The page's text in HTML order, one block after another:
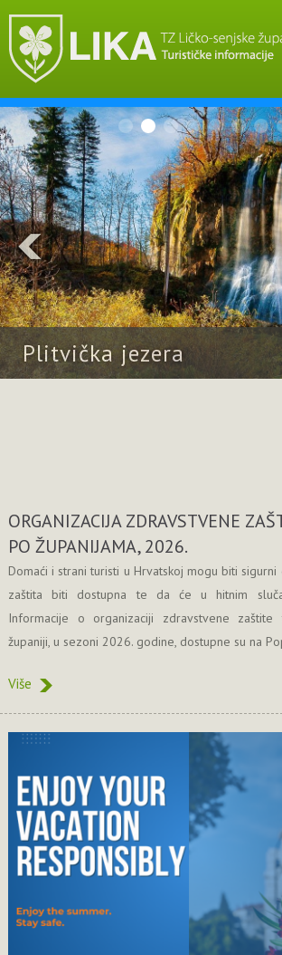
Plitvička jezera
ORGANIZACIJA ZDRAVSTVENE
PO ŽUPANIJAMA, 2026.
Domaći i strani turisti u Hrvatskoj mogu biti
zaštita biti dostupna te da će u hitnim
Informacije o organizaciji zdravstvene
županiji, u sezoni 2026. godine, dostupne su na
Više